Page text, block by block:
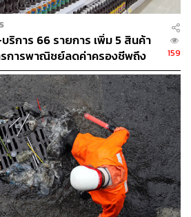
ทนช. กล่าว
พักตร์เพียงจันทร์
54
ริการ 66 รายการ เพิ่ม 5 สินค้า
การพาณิชย์ลดค่าครองชีพถึง
159